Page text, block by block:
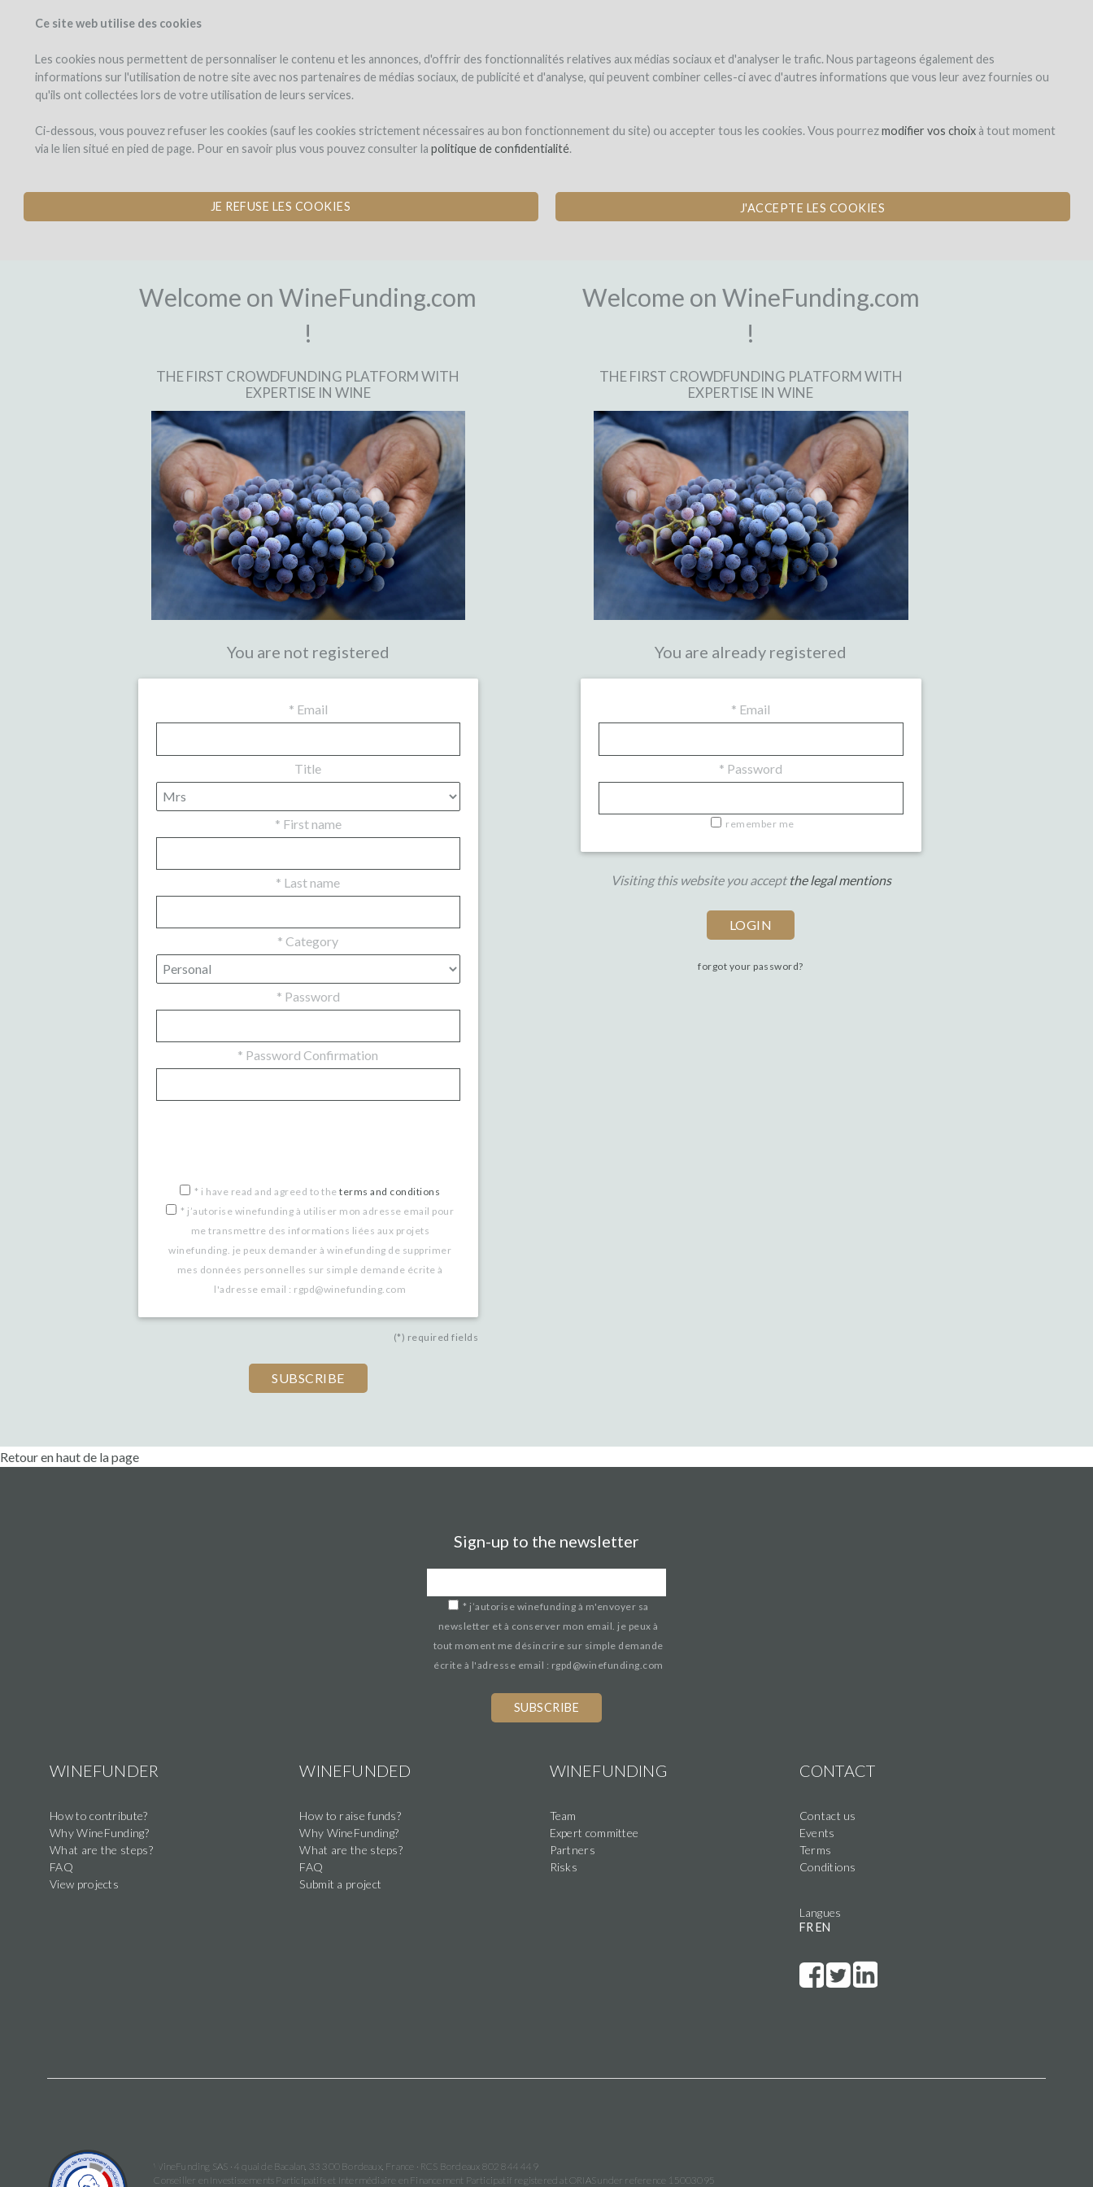
Ce site web utilise des cookies
Les cookies nous permettent de personnaliser le contenu et les annonces, d'offrir des fonctionnalités relatives aux médias sociaux et d'analyser le trafic. Nous partageons également des
informations sur l'utilisation de notre site avec nos partenaires de médias sociaux, de publicité et d'analyse, qui peuvent combiner celles-ci avec d'autres informations que vous leur avez fournies ou
qu'ils ont collectées lors de votre utilisation de leurs services.
Ci-dessous, vous pouvez refuser les cookies (sauf les cookies strictement nécessaires au bon fonctionnement du site) ou accepter tous les cookies. Vous pourrezmodifier vos choixà tout moment
via le lien situé en pied de page. Pour en savoir plus vous pouvez consulter la politique de confidentialité.
JE REFUSE LES COOKIES J'ACCEPTE LES COOKIES
Welcome on WineFunding.com
!
THE FIRST CROWDFUNDING PLATFORM WITH
EXPERTISE IN WINE
You are not registered
* Email
Title
* First name
* Last name
* Category
* Password
* Password Confirmation
human,
ignore
* i have read and agreed to theterms and conditions
* j’autorise winefunding à utiliser mon adresse email pour
me transmettre des informations liées aux projets
winefunding. je peux demander à winefunding de supprimer
mes données personnelles sur simple demande écrite à
l'adresse email : rgpd@winefunding.com
(*) required fields
Welcome on WineFunding.com
!
THE FIRST CROWDFUNDING PLATFORM WITH
EXPERTISE IN WINE
You are already registered
* Email
* Password
remember me
Visiting this website you accept the legal mentions
forgot your password?
Retour en haut de la page
Sign-up to the newsletter
* j’autorise winefunding à m'envoyer sa
newsletter et à conserver mon email. je peux à
tout moment me désincrire sur simple demande
écrite à l'adresse email : rgpd@winefunding.com
WINEFUNDER
How to contribute?
Why WineFunding?
What are the steps?
FAQ
View projects
WINEFUNDED
How to raise funds?
Why WineFunding?
What are the steps?
FAQ
Submit a project
WINEFUNDING
Team
Expert committee
Partners
Risks
CONTACT
Contact us
Events
Terms
Conditions
Langues
FR EN
WineFunding SAS · 4 quai de Bacalan, 33 300 Bordeaux, France · RCS Bordeaux 802 844 449
Conseiller en Investissements Participatifs et Intermédiaire en Financement Participatif registered at ORIAS under reference 15003095